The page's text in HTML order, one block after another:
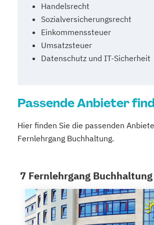
Handelsrecht
Sozialversicherungsrecht
Einkommenssteuer
Umsatzsteuer
Datenschutz und IT-Sicherheit
Passende Anbieter
Hier finden Sie die passenden
Fernlehrgang Buchhaltung.
7 Fernlehrgang Buchhaltung